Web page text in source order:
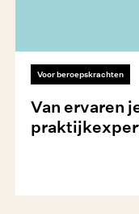
Voor beroepskrachten
Van ervaren